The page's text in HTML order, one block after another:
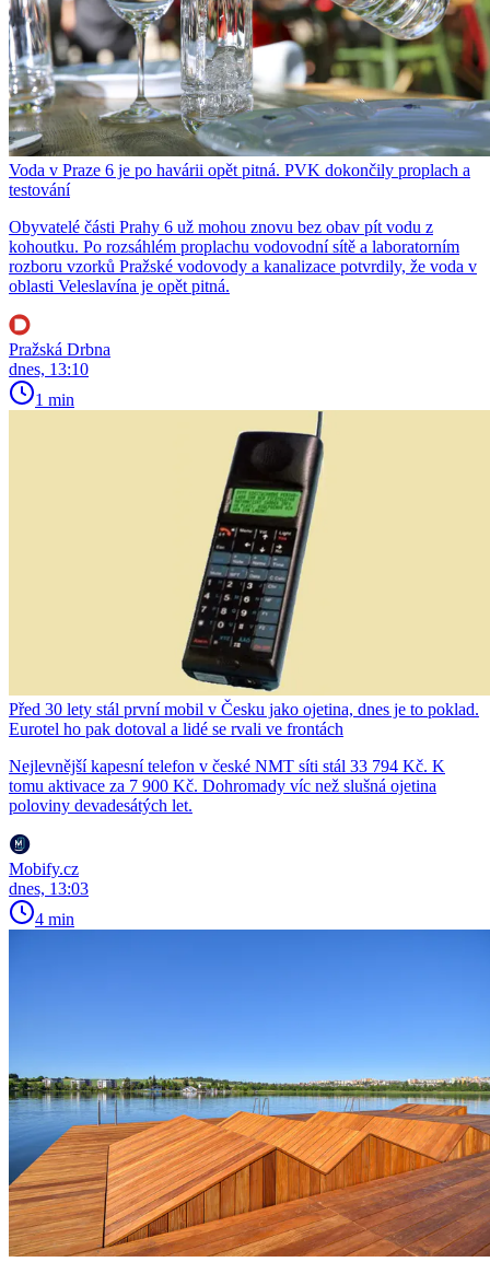
Voda v Praze 6 je po havárii opět pitná. PVK dokončily proplach a
testování
Obyvatelé části Prahy 6 už mohou znovu bez obav pít vodu z
kohoutku. Po rozsáhlém proplachu vodovodní sítě a laboratorním
rozboru vzorků Pražské vodovody a kanalizace potvrdily, že voda v
oblasti Veleslavína je opět pitná.
Pražská Drbna
dnes, 13:10
1 min
Před 30 lety stál první mobil v Česku jako ojetina, dnes je to poklad.
Eurotel ho pak dotoval a lidé se rvali ve frontách
Nejlevnější kapesní telefon v české NMT síti stál 33 794 Kč. K
tomu aktivace za 7 900 Kč. Dohromady víc než slušná ojetina
poloviny devadesátých let.
Mobify.cz
dnes, 13:03
4 min